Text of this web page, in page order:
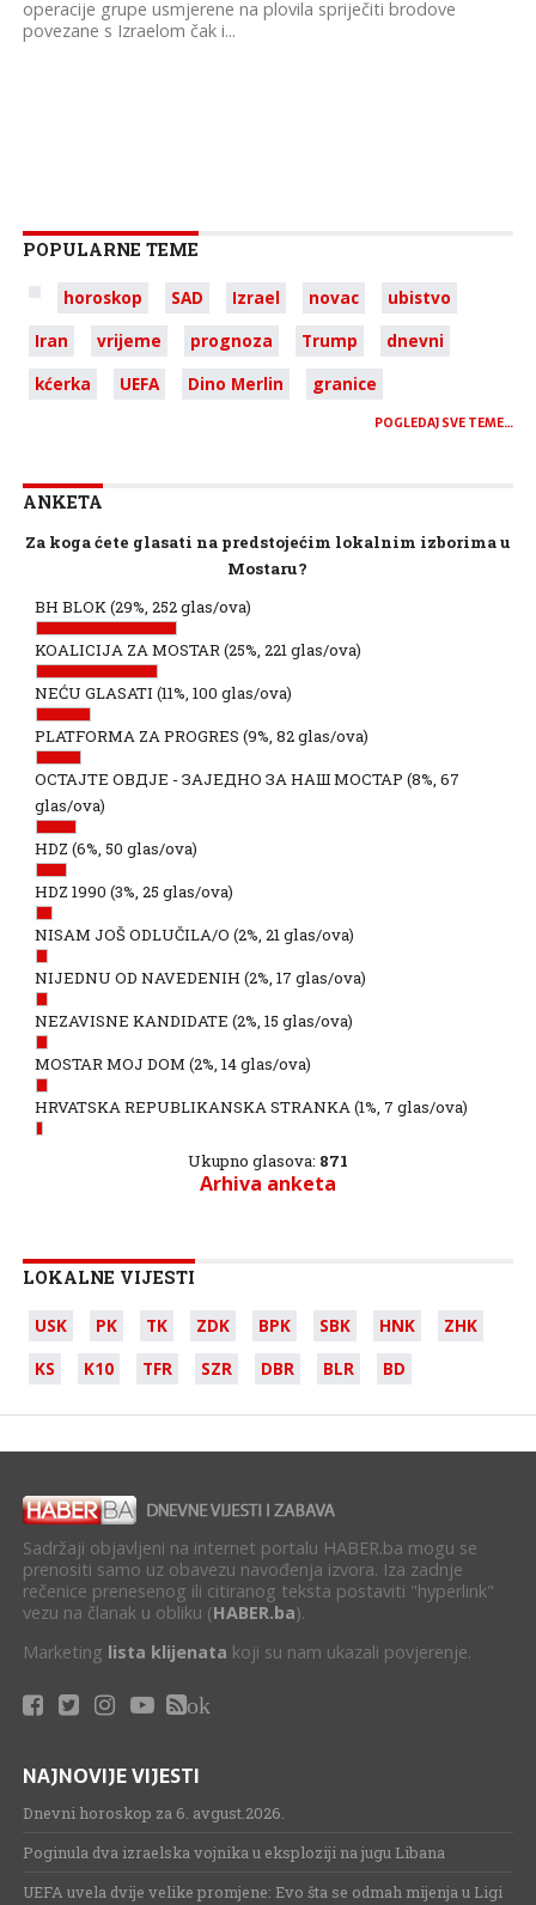
operacije grupe usmjerene na plovila spriječiti brodove
povezane s Izraelom čak i...
POPULARNE TEME
horoskop SAD Izrael novac
ubistvo
Iran
vrijeme prognoza Trump
dnevni
kćerka
UEFA Dino Merlin granice
POGLEDAJ SVE TEME…
ANKETA
Za koga ćete glasati na predstojećim lokalnim izborima u
Mostaru?
BH BLOK(29%, 252 glas/ova)
KOALICIJA ZA MOSTAR(25%, 221 glas/ova)
NEĆU GLASATI (11%, 100 glas/ova)
PLATFORMA ZA PROGRES (9%, 82 glas/ova)
ОСТАЈТЕ ОВДЈЕ - ЗАЈЕДНО ЗА НАШ МОСТАР (8%, 67
glas/ova)
HDZ (6%, 50 glas/ova)
HDZ 1990 (3%, 25 glas/ova)
NISAM JOŠ ODLUČILA/O (2%, 21 glas/ova)
NIJEDNU OD NAVEDENIH (2%, 17 glas/ova)
NEZAVISNE KANDIDATE (2%, 15 glas/ova)
MOSTAR MOJ DOM (2%, 14 glas/ova)
HRVATSKA REPUBLIKANSKA STRANKA(1%, 7 glas/ova)
Ukupno glasova: 871
Arhiva anketa
LOKALNE VIJESTI
USK PK TK ZDK BPK SBK HNK
ZHK
KS
K10 TFR SZR DBR BLR BD
Sadržaji objavljeni na internet portalu HABER.ba mogu se
prenositi samo uz obavezu navođenja izvora. Iza zadnje
rečenice prenesenog ili citiranog teksta postaviti "hyperlink"
vezu na članak u obliku (HABER.ba).
Marketing lista klijenata koji su nam ukazali povjerenje.
ok
NAJNOVIJE VIJESTI
Dnevni horoskop za 6. avgust.2026.
Poginula dva izraelska vojnika u eksploziji na jugu Libana
UEFA uvela dvije velike promjene: Evo šta se odmah mijenja u Ligi